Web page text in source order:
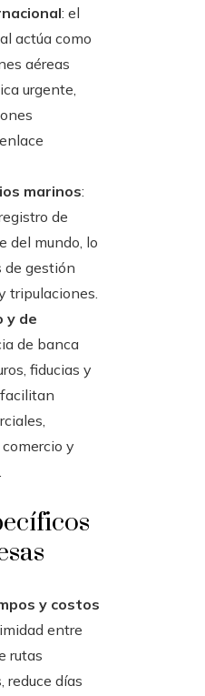
: el
actúa como
aéreas
urgente,
marinos:
de
del mundo, lo
de gestión
tripulaciones.
y de
de banca
fiducias y
y
y costos
entre
rutas
reduce días